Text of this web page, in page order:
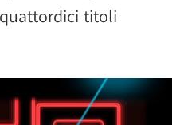
titoli